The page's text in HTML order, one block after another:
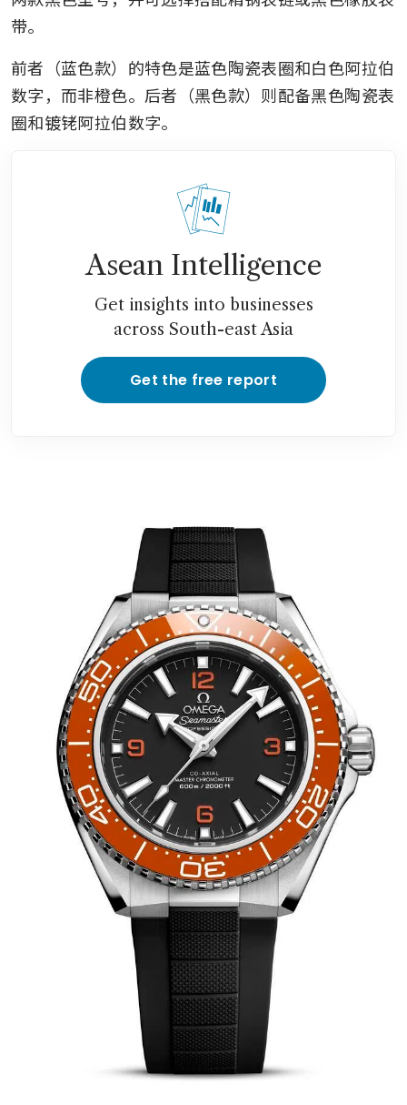
带。
前者（蓝色款）的特色是蓝色陶瓷表圈和白色阿拉伯
数字，而非橙色。后者（黑色款）则配备黑色陶瓷表
圈和镀铑阿拉伯数字。
Asean Intelligence
Get insights into businesses
across South-east Asia
Get the free report